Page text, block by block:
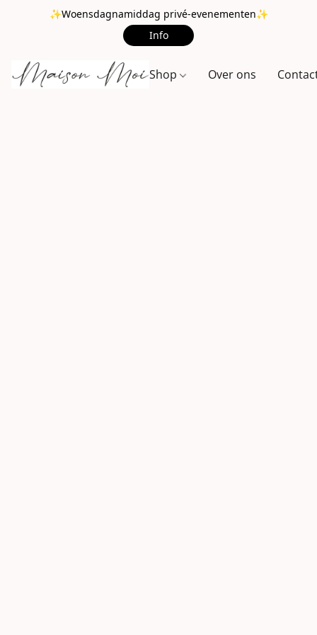
✨Woensdagnamiddag privé-evenementen✨
Info
Shop Over ons